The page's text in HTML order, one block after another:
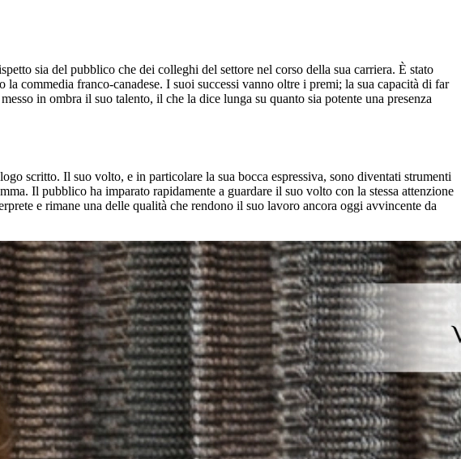
sia del pubblico che dei colleghi del settore nel corso della sua carriera. È stato
commedia franco-canadese. I suoi successi vanno oltre i premi; la sua capacità di far
in ombra il suo talento, il che la dice lunga su quanto sia potente una presenza
scritto. Il suo volto, e in particolare la sua bocca espressiva, sono diventati strumenti
Il pubblico ha imparato rapidamente a guardare il suo volto con la stessa attenzione
e rimane una delle qualità che rendono il suo lavoro ancora oggi avvincente da